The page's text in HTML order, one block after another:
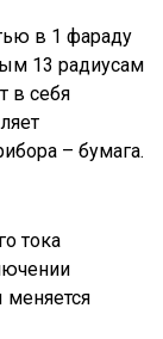
в 1 фараду
13 радиусам
в себя
– бумага.
тока